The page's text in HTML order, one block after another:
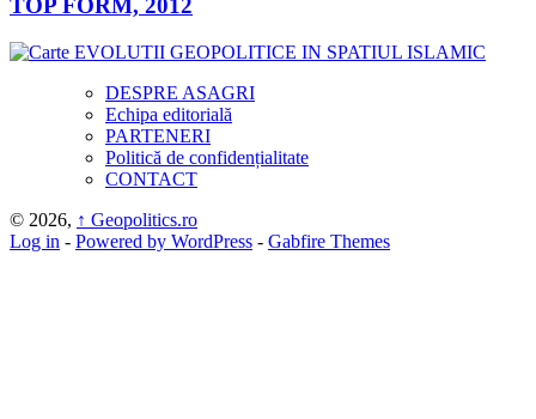
TOP FORM, 2012
DESPRE ASAGRI
Echipa editorială
PARTENERI
Politică de confidențialitate
CONTACT
© 2026, ↑ Geopolitics.ro
Log in - Powered by WordPress - Gabfire Themes